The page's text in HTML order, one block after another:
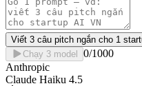
Viết 3 câu pitch ngắn cho 1
Chạy 3 model
0/1000
Anthropic
Claude Haiku 4.5